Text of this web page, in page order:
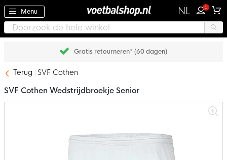
Menu NL 1
Gratis retourneren* (60 dagen)
Terug SVF Cothen
SVF Cothen Wedstrijdbroekje Senior